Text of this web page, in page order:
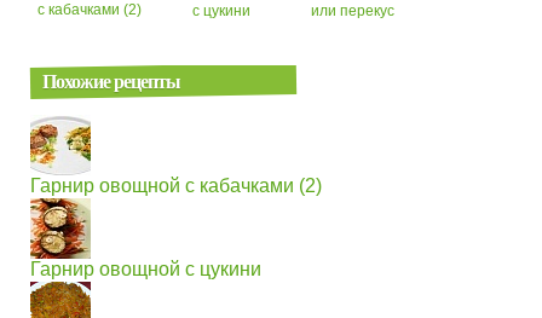
с кабачками (2)
с цукини
или перекус
Похожие рецепты
Гарнир овощной с кабачками (2)
Гарнир овощной с цукини